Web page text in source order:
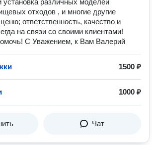
установка различных моделей
отходов , и многие другие
ответственность, качество и
на связи со своими клиентами!
С Уважением, к Вам Валерий
1500 ₽
1000 ₽
Чат